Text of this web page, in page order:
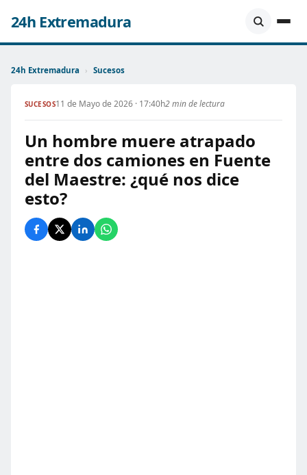
24h Extremadura
24h Extremadura › Sucesos
SUCESOS11 de Mayo de 2026 · 17:40h2 min de lectura
Un hombre muere atrapado
entre dos camiones en Fuente
del Maestre: ¿qué nos dice
esto?